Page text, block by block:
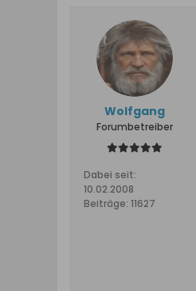
Wolfgang
Forumbetreiber
Dabei seit:
10.02.2008
Beiträge: 11627